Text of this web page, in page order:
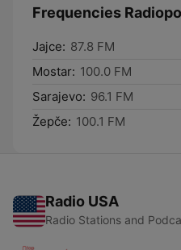
Frequencies
Jajce: 87.8 FM
Mostar: 100.0 FM
Sarajevo: 96.1 FM
Žepče: 100.1 FM
Radio USA
Radio Stations and